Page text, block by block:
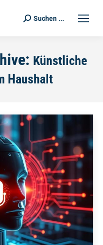
Search:
Suchen ...
Künstliche
Haushalt